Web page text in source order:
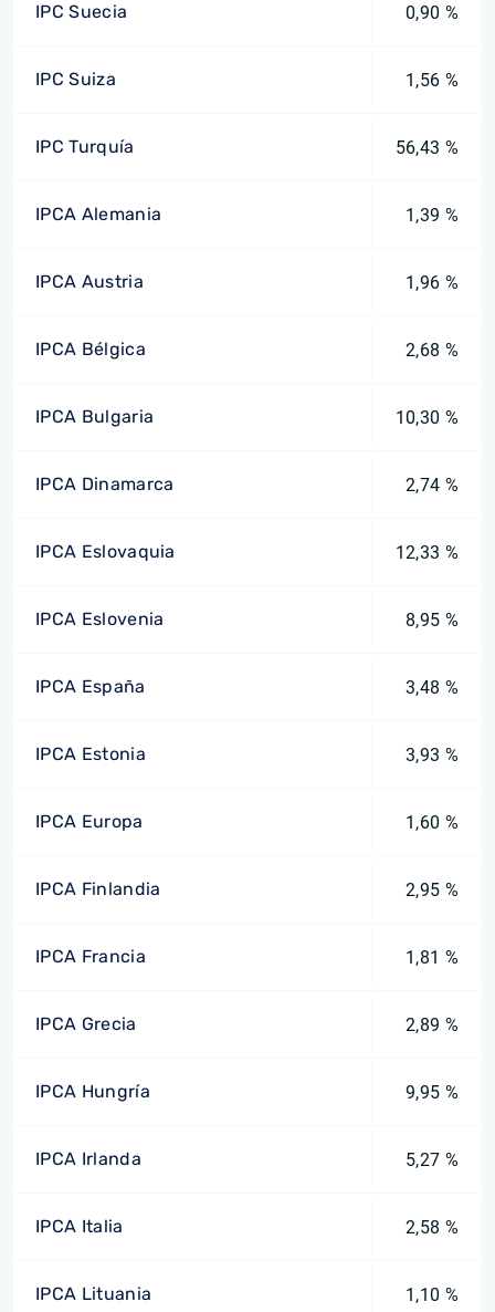
IPC Suecia 0,90 %
IPC Suiza 1,56 %
IPC Turquía 56,43 %
IPCA Alemania 1,39 %
IPCA Austria 1,96 %
IPCA Bélgica 2,68 %
IPCA Bulgaria 10,30 %
IPCA Dinamarca 2,74 %
IPCA Eslovaquia 12,33 %
IPCA Eslovenia 8,95 %
IPCA España 3,48 %
IPCA Estonia 3,93 %
IPCA Europa 1,60 %
IPCA Finlandia 2,95 %
IPCA Francia 1,81 %
IPCA Grecia 2,89 %
IPCA Hungría 9,95 %
IPCA Irlanda 5,27 %
IPCA Italia 2,58 %
IPCA Lituania 1,10 %